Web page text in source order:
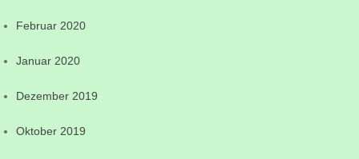
Februar 2020
Januar 2020
Dezember 2019
Oktober 2019